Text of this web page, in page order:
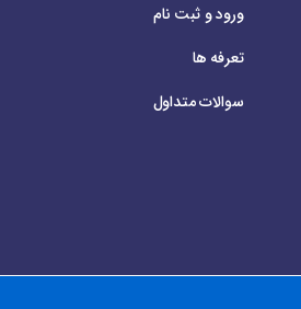
ورود و ثبت نام
تعرفه ها
سوالات متداول